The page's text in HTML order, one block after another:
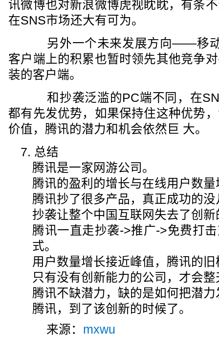
讯微博也对新浪微博虎视眈眈，有条
在SNS市场还大有可为。
另外一个未来发展方向——移动
客户端上的积累也暂时领先其他竞争
装的客户端。
和抄袭泛滥的PC端不同，在
都有先发优势，如果保持住这种优势
价值，腾讯的潜力和机会依然巨 大。
7. 总结
腾讯是一家网游公司。
腾讯的盈利的增长与在线用户数
腾讯抄了很多产品，真正成功的没
抄袭让整个中国互联网失去了创
腾讯一直走抄袭->推广->免费打
式。
用户数量增长接近峰值，腾讯的
只有没有创新能力的公司，才会
腾讯不缺潜力，缺的是如何把潜
腾讯，到了该创新的时候了。
来源： mxwu